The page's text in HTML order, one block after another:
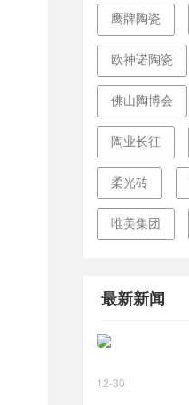
鹰牌陶瓷
欧神诺陶瓷
佛山陶博会
陶业长征
柔光砖
唯美集团
最新新闻
12-30